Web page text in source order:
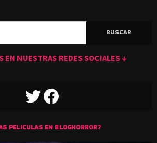
EN NUESTRAS REDES SOCIALES ↓
TWITTERFACEBOOK
PELICULAS EN BLOGHORROR?